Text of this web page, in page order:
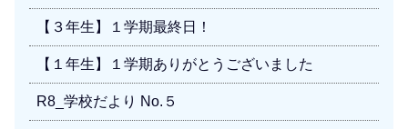
【３年生】１学期最終日！
【１年生】１学期ありがとうございました
R8_学校だより No.５